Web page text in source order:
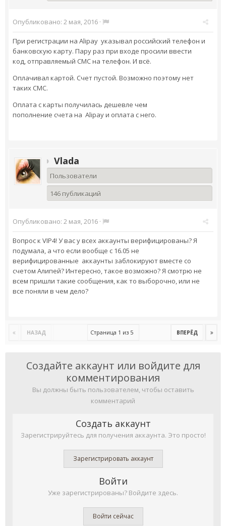
Опубликовано: 2 мая, 2016 ·
При регистрации на Alipay указывал российский телефон и
банковскую карту. Пару раз при входе просили ввести
код, отправляемый СМС на телефон. И всё.
Оплачивал картой. Счет пустой. Возможно поэтому нет
таких СМС.
Оплата с карты получилась дешевле чем
пополнение счета на Alipay и оплата с него.
Vlada
Пользователи
146 публикаций
Опубликовано: 2 мая, 2016 ·
Вопрос к VIP4! У вас у всех аккаунты верифицированы? Я
подумала, а что если вообще с 16.05 не
верифицированные аккаунты заблокируют вместе со
счетом Алипей? Интересно, такое возможно? Я смотрю не
всем пришли такие сообщения, как то выборочно, или не
все поняли в чем дело?
НАЗАД ВПЕРЁД
Страница 1 из 5
Создайте аккаунт или войдите для
комментирования
Вы должны быть пользователем, чтобы оставить
комментарий
Создать аккаунт
Зарегистрируйтесь для получения аккаунта. Это просто!
Зарегистрировать аккаунт
Войти
Уже зарегистрированы? Войдите здесь.
Войти сейчас